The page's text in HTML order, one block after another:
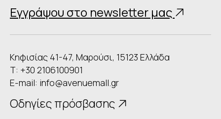
Εγγράψου στο newsletter μας
Κηφισίας 41-47, Μαρούσι, 15123 Ελλάδα
Τ: +30 2106100901
E-mail: info@avenuemall.gr
Οδηγίες πρόσβασης